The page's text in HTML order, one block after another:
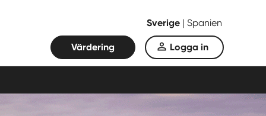
Sverige | Spanien
Värdering Logga in